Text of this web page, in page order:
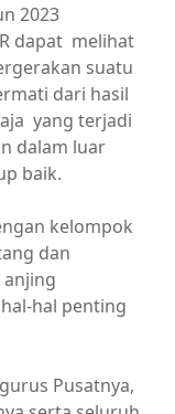
2023
dapat melihat
suatu
dari hasil
yang terjadi
dalam luar
baik.
kelompok
dan
hal penting
Pusatnya,